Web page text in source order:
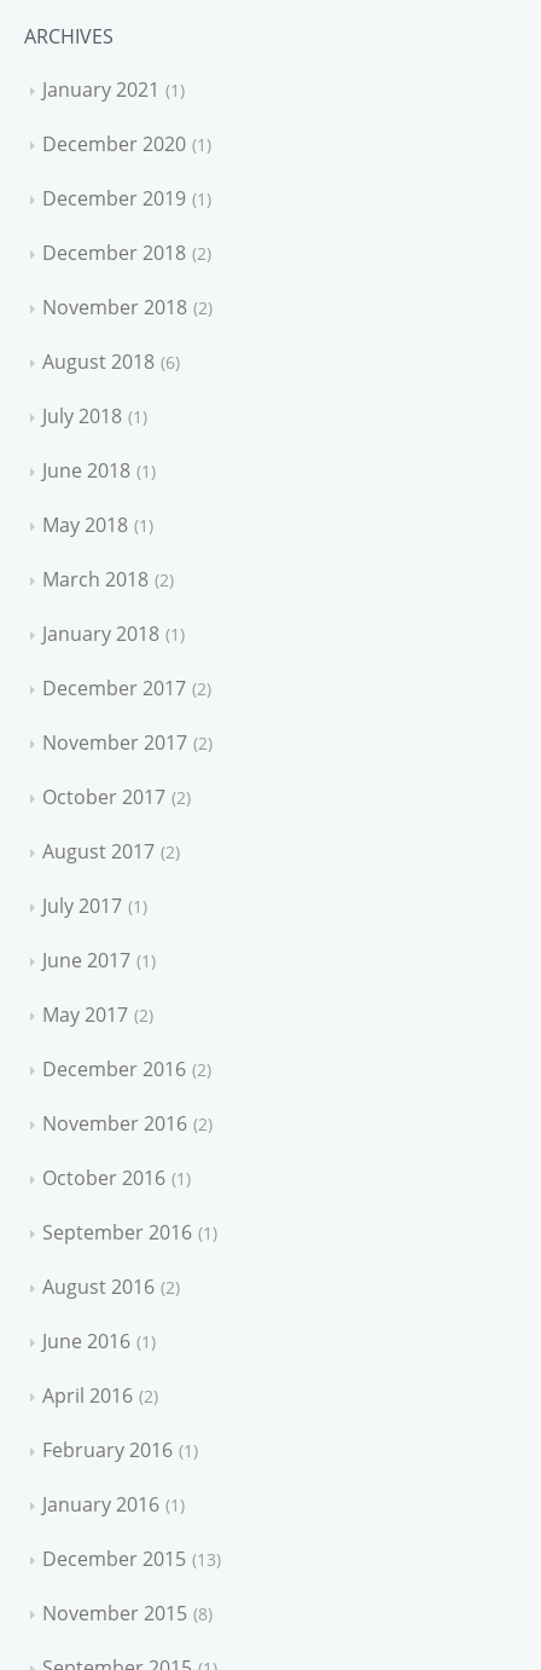
ARCHIVES
January 2021
1
December 2020 1
December 2019 1
December 2018 2
November 2018 2
August 2018 6
July 2018 1
June 2018 1
May 2018 1
March 2018 2
January 2018 1
December 2017 2
November 2017 2
October 2017 2
August 2017 2
July 2017 1
June 2017 1
May 2017 2
December 2016 2
November 2016 2
October 2016 1
September 2016 1
August 2016 2
June 2016 1
April 2016 2
February 2016 1
January 2016 1
December 2015 13
November 2015 8